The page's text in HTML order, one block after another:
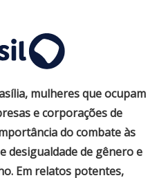
mulheres que ocupam
e corporações de
do combate às
desigualdade de gênero e
Em relatos potentes,